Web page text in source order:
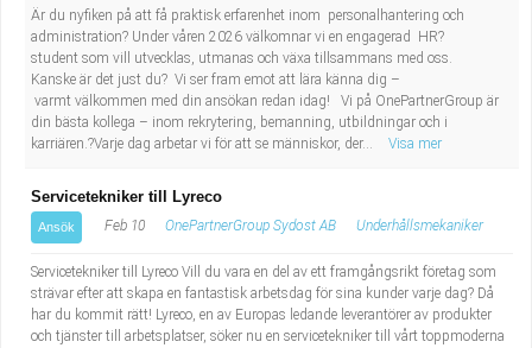
Är du nyfiken på att få praktisk erfarenhet inom personalhantering och
administration? Under våren 2026 välkomnar vi en engagerad HR?
student som vill utvecklas, utmanas och växa tillsammans med oss.
Kanske är det just du? Vi ser fram emot att lära känna dig –
varmt välkommen med din ansökan redan idag! Vi på OnePartnerGroup är
din bästa kollega – inom rekrytering, bemanning, utbildningar och i
karriären.?Varje dag arbetar vi för att se människor, der...
Visa mer
Servicetekniker till Lyreco
Ansök Feb 10 OnePartnerGroup Sydost AB Underhållsmekaniker
Servicetekniker till Lyreco Vill du vara en del av ett framgångsrikt företag som
strävar efter att skapa en fantastisk arbetsdag för sina kunder varje dag? Då
har du kommit rätt! Lyreco, en av Europas ledande leverantörer av produkter
och tjänster till arbetsplatser, söker nu en servicetekniker till vårt toppmoderna